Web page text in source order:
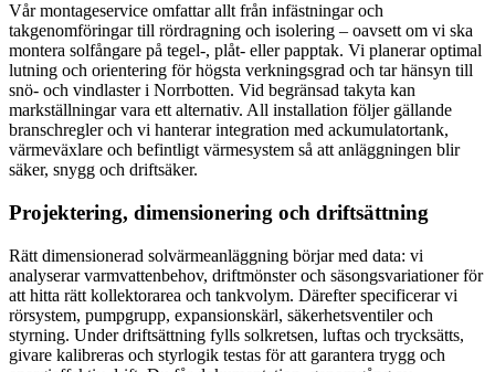
Vår montageservice omfattar allt från infästningar och
takgenomföringar till rördragning och isolering – oavsett om vi ska
montera solfångare på tegel-, plåt- eller papptak. Vi planerar optimal
lutning och orientering för högsta verkningsgrad och tar hänsyn till
snö- och vindlaster i Norrbotten. Vid begränsad takyta kan
markställningar vara ett alternativ. All installation följer gällande
branschregler och vi hanterar integration med ackumulatortank,
värmeväxlare och befintligt värmesystem så att anläggningen blir
säker, snygg och driftsäker.
Projektering, dimensionering och driftsättning
Rätt dimensionerad solvärmeanläggning börjar med data: vi
analyserar varmvattenbehov, driftmönster och säsongsvariationer för
att hitta rätt kollektorarea och tankvolym. Därefter specificerar vi
rörsystem, pumpgrupp, expansionskärl, säkerhetsventiler och
styrning. Under driftsättning fylls solkretsen, luftas och trycksätts,
givare kalibreras och styrlogik testas för att garantera trygg och